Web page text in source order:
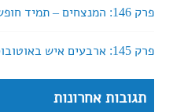
פרק 146: המנצחים – תמיד חופשי
פרק 145: ארבעים איש באוטובוס
תגובות אחרונות